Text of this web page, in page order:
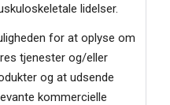
lidelser.
for at oplyse om
tjenester og/eller
og at udsende
kommercielle